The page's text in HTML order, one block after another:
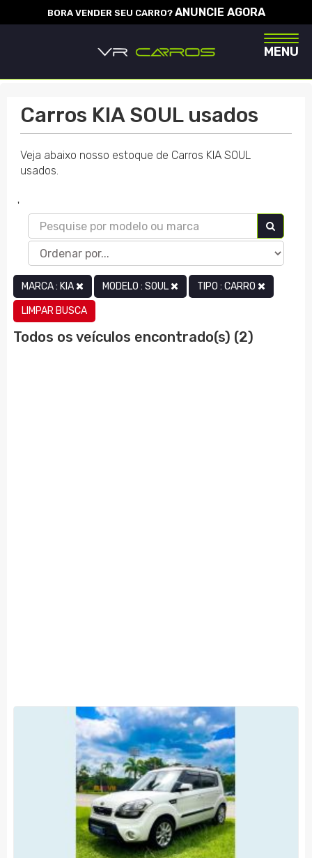
BORA VENDER SEU CARRO? ANUNCIE AGORA
MENU
Carros KIA SOUL usados
Veja abaixo nosso estoque de Carros KIA SOUL
usados.
'
MARCA : KIA MODELO : SOUL TIPO : CARRO
LIMPAR BUSCA
Todos os veículos encontrado(s) (2)